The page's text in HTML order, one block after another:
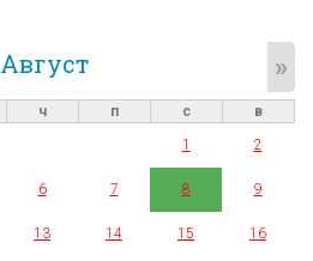
Август »
ч п с
в
1
2
6 7 8 9
13 14 15 16